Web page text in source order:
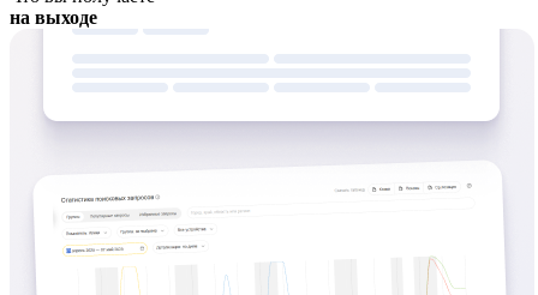
на выходе